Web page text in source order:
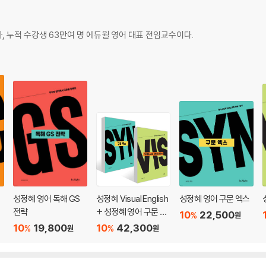
누적 수강생 63만여 명 에듀윌 영어 대표 전임교수이다.
성정혜 영어 독해 GS
전략
19,800원
10%
성정혜 Visual English
+ 성정혜 영어 구문 엑
스 세트42,300원
10%
성정혜 영어 구문 엑스
22,500원
10%